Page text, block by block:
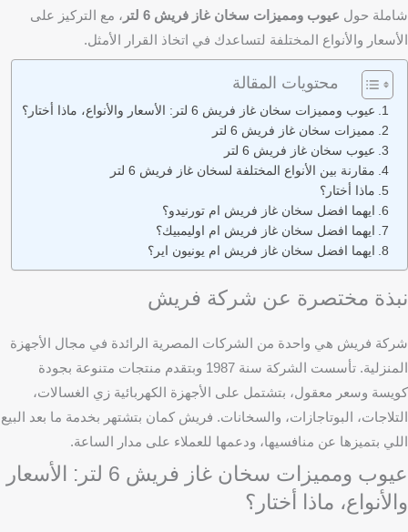
شاملة حول عيوب ومميزات سخان غاز فريش 6 لتر
، مع التركيز على
الأسعار والأنواع المختلفة لتساعدك في اتخاذ القرار الأمثل.
محتويات المقالة
عيوب ومميزات سخان غاز فريش 6 لتر: الأسعار والأنواع، ماذا أختار؟
مميزات سخان غاز فريش 6 لتر
عيوب سخان غاز فريش 6 لتر
مقارنة بين الأنواع المختلفة لسخان غاز فريش 6 لتر
ماذا أختار؟
ايهما افضل سخان غاز فريش ام تورنيدو؟
ايهما افضل سخان غاز فريش ام اوليمبيك؟
ايهما افضل سخان غاز فريش ام يونيون اير؟
نبذة مختصرة عن شركة فريش
شركة فريش هي واحدة من الشركات المصرية الرائدة في مجال الأجهزة
المنزلية. تأسست الشركة سنة 1987 وبتقدم منتجات متنوعة بجودة
كويسة وسعر معقول، بتشتمل على الأجهزة الكهربائية زي الغسالات،
التلاجات، البوتاجازات، والسخانات. فريش كمان بتشتهر بخدمة ما بعد البيع
اللي بتميزها عن منافسيها، ودعمها للعملاء على مدار الساعة.
عيوب ومميزات سخان غاز فريش 6 لتر: الأسعار
والأنواع، ماذا أختار؟